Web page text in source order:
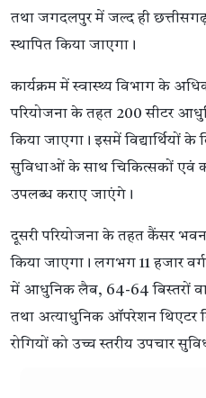
तथा जगदलपुर में जल्द ही
स्थापित किया जाएगा।
कार्यक्रम में स्वास्थ्य विभाग के
परियोजना के तहत 200 सीटर
किया जाएगा। इसमें
सुविधाओं के साथ चिकित्सकों एवं
उपलब्ध कराए जाएंगे।
दूसरी परियोजना के तहत कैंसर
किया जाएगा। लगभग 11 हजार
में आधुनिक लैब, 64-64 बिस्तरों
तथा अत्याधुनिक ऑपरेशन थिएटर
रोगियों को उच्च स्तरीय उपचार